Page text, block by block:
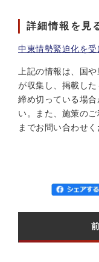
詳細情報を見
中東情勢緊迫化を
上記の情報は、国
が収集し、掲載し
締め切っている場
い。また、施策の
までお問い合わせく